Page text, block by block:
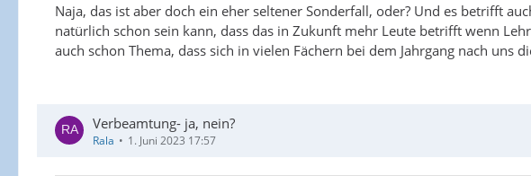
Naja, das ist aber doch ein eher seltener Sonderfall, oder? Und es betrifft
natürlich schon sein kann, dass das in Zukunft mehr Leute betrifft wenn
auch schon Thema, dass sich in vielen Fächern bei dem Jahrgang nach uns
Verbeamtung- ja, nein?
Rala 1. Juni 2023 17:57